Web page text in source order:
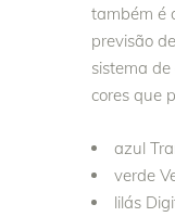
também é
previsão
sistema
cores que
azul
verde
lilás